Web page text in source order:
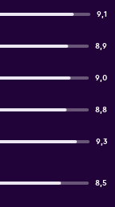
9,1
8,9
9,0
8,8
9,3
8,5